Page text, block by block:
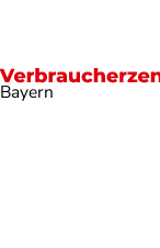
BayernDigitales